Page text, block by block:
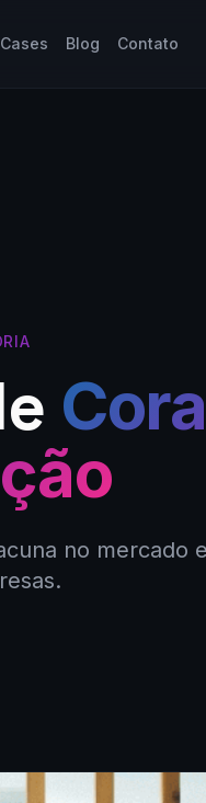
Cases Blog Contato
no mercado